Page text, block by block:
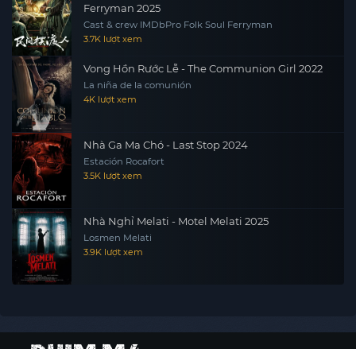
Ferryman 2025
Cast & crew IMDbPro Folk Soul Ferryman
3.7K lượt xem
Vong Hồn Rước Lễ - The Communion Girl 2022
La niña de la comunión
4K lượt xem
Nhà Ga Ma Chó - Last Stop 2024
Estación Rocafort
3.5K lượt xem
Nhà Nghỉ Melati - Motel Melati 2025
Losmen Melati
3.9K lượt xem